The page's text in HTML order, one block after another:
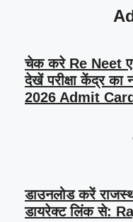
चेक करे Re Neet
देखें परीक्षा केंद्र
2026 Admit Card
डाउनलोड करें
डायरेक्ट लिंक से: